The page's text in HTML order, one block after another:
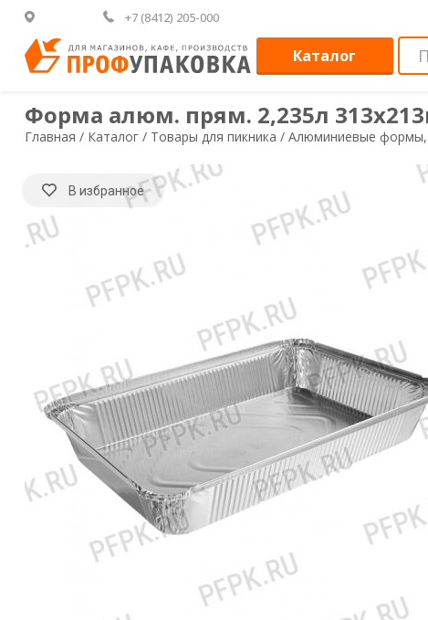
+7 (8412) 205-000
Каталог
Форма алюм. прям. 2,235л
Главная / Каталог / Товары для пикника / Алюминиевые формы,
В избранное